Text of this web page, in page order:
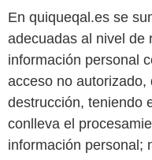
En quiqueqal.es se
adecuadas al nivel de
información personal
acceso no
destrucción, teniendo
conlleva el
información personal;